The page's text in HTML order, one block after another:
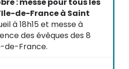
de-France à Saint
à 18h15 et messe à
des évêques des 8
de-France.